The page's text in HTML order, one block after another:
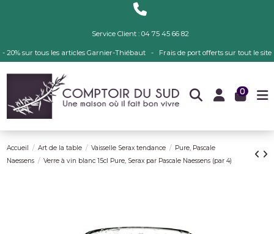
Service Client : 04 75 45 66 82
- 20% sur tous les articles Garnier-Thiébaut - Frais de port offerts sur tout le site
0
Accueil Art de la table Vaisselle Serax tendance
Pure, Pascale
Naessens
Verre à vin blanc 15cl Pure, Serax par Pascale Naessens (par 4)